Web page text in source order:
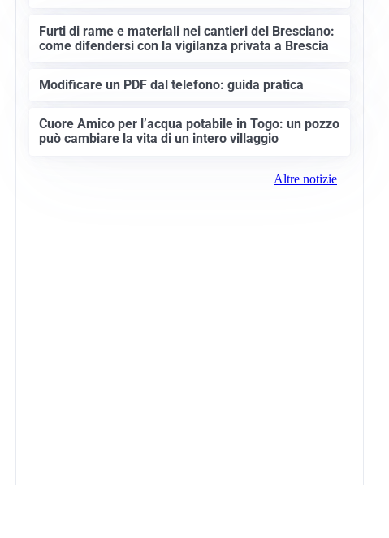
Furti di rame e materiali nei cantieri del Bresciano:
come difendersi con la vigilanza privata a Brescia
Modificare un PDF dal telefono: guida pratica
Cuore Amico per l’acqua potabile in Togo: un pozzo
può cambiare la vita di un intero villaggio
Altre notizie